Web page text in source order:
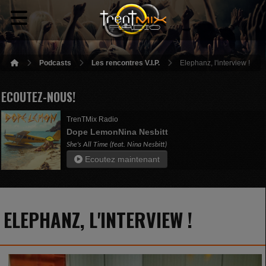
Podcasts Les rencontres V.I.P. Elephanz, l'interview !
ECOUTEZ-NOUS!
TrenTMix Radio
Dope LemonNina Nesbitt
She's All Time (feat. Nina Nesbitt)
Ecoutez maintenant
ELEPHANZ, L'INTERVIEW !